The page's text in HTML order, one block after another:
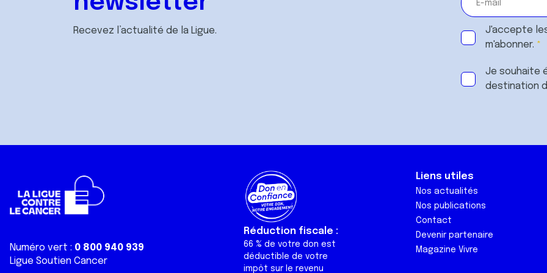
Recevez l’actualité de la Ligue. J'accepte
m'abonner.
Je souhaite
destination
Numéro vert : 0 800 940 939
Ligue Soutien Cancer
Réduction fiscale :
66 % de votre don est
déductible de votre
impôt sur le revenu
Liens utiles
Nos actualités
Nos publications
Contact
Devenir partenaire
Magazine Vivre